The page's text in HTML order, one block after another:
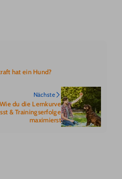
hat ein Hund?
Nächste
du die Lernkurve
& Trainingserfolge
maximierst